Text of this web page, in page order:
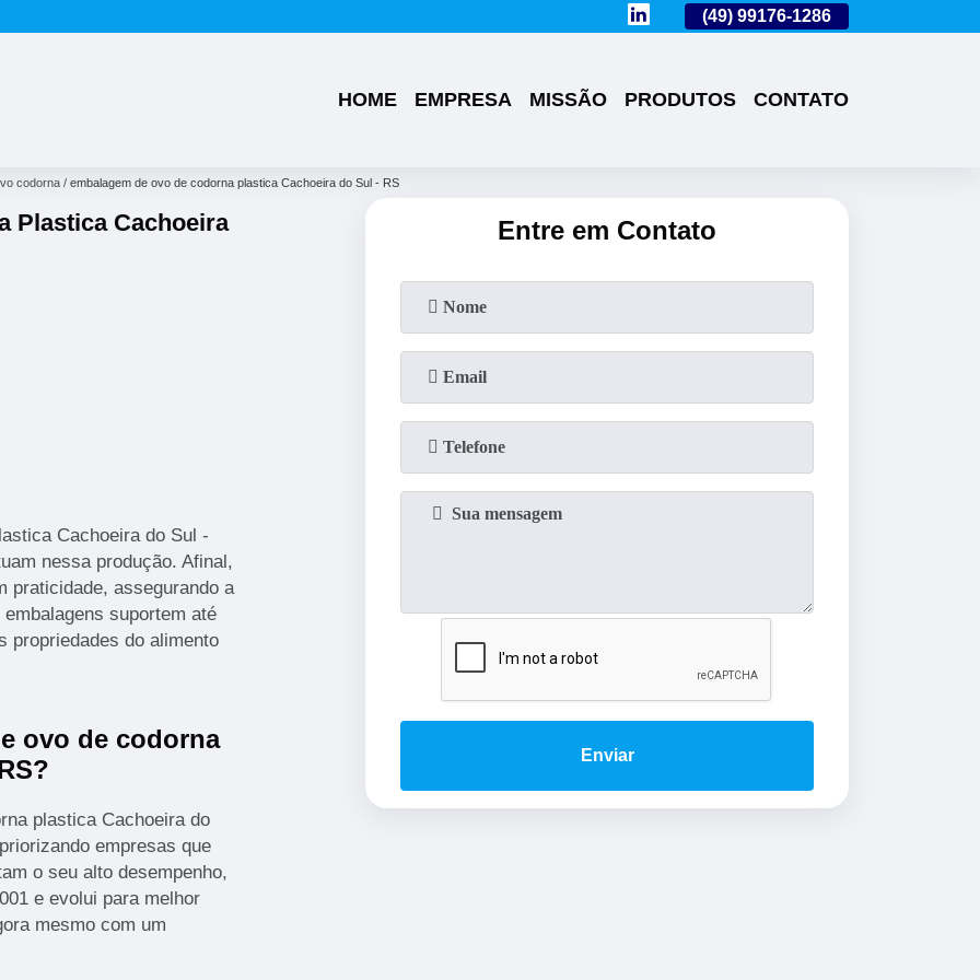
(49) 99176-1286
HOME EMPRESA MISSÃO PRODUTOS CONTATO
codorna embalagem de ovo de codorna plastica Cachoeira do Sul - RS
Plastica Cachoeira
Cachoeira do Sul -
nessa produção. Afinal,
praticidade, assegurando a
suportem até
propriedades do alimento
ovo de codorna
plastica Cachoeira do
empresas que
o seu alto desempenho,
e evolui para melhor
mesmo com um
Entre em Contato
Enviar